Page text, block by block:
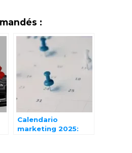
:
Calendario
marketing 2025: